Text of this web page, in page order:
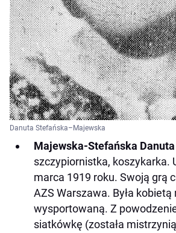
Danuta Stefańska–Majewska
Majewska-Stefańska Danuta
szczypiornistka, koszykarka.
marca 1919 roku. Swoją grą
AZS Warszawa. Była kobietą
wysportowaną. Z
siatkówkę (została